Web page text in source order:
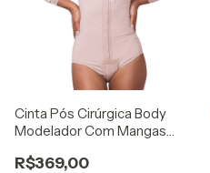
Cinta Pós Cirúrgica Body
Modelador Com Mangas
R$369,00